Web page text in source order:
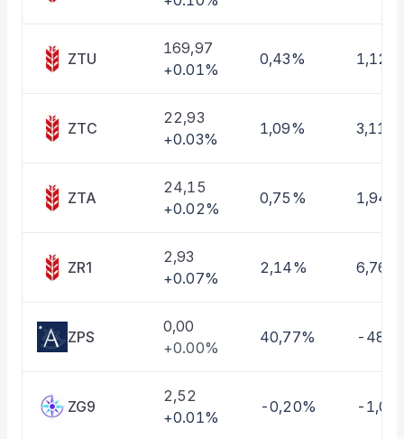
ZTU
169,97
+0.01%
0,43% 1,12%
ZTC
22,93
+0.03%
1,09% 3,11%
ZTA
24,15
+0.02%
0,75% 1,94%
ZR1
2,93
+0.07%
2,14% 6,76%
ZPS
0,00
+0.00%
40,77% -
ZG9
2,52
+0.01%
-0,20% -